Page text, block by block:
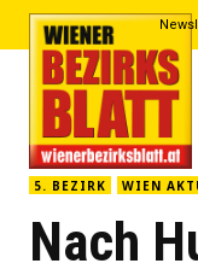
5. BEZIRK WIEN
Nach